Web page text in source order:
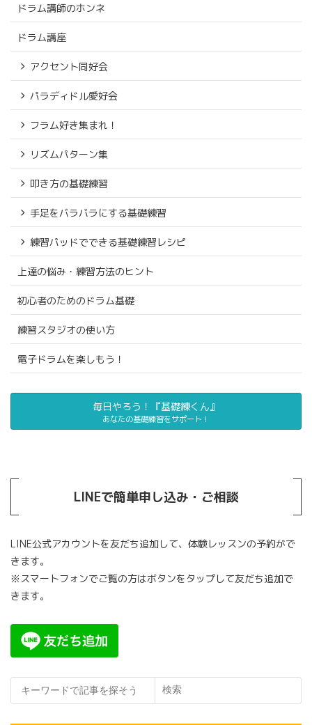
ドラム講師のホンネ
ドラム講座
アクセント同好会
パラディドル愛好会
フラム好き集まれ！
リズムパターン集
叩き方の基礎練習
手足をバラバラにする基礎練習
練習パッドでできる基礎練習レシピ
上達の悩み・練習方法のヒント
初心者のためのドラム基礎
練習スタジオの使い方
電子ドラムを楽しもう！
毎日やろう！『基礎練くん』
あなたの基礎練習をサポート！
LINEで簡単申し込み・ご相談
LINE公式アカウントを友だち追加して、体験レッスンの予約がで
きます。
※スマートフォンでご覧の方はボタンをタップして友だち追加で
きます。
検索